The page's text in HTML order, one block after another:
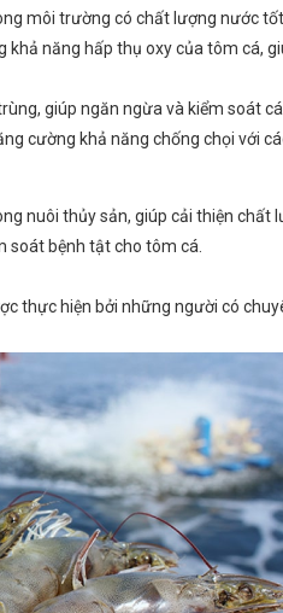
môi trường có chất lượng nước
khả năng hấp thụ oxy của tôm cá,
giúp ngăn ngừa và kiểm soát
cường khả năng chống chọi với
nuôi thủy sản, giúp cải thiện chất
soát bệnh tật cho tôm cá.
thực hiện bởi những người có